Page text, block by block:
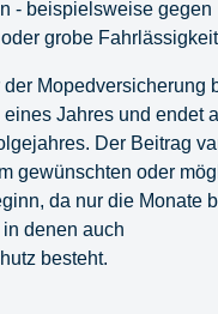
- beispielsweise gegen
grobe
Mopedversicherung
Jahres und endet
Der Beitrag
gewünschten oder
da nur die Monate
denen auch
besteht.